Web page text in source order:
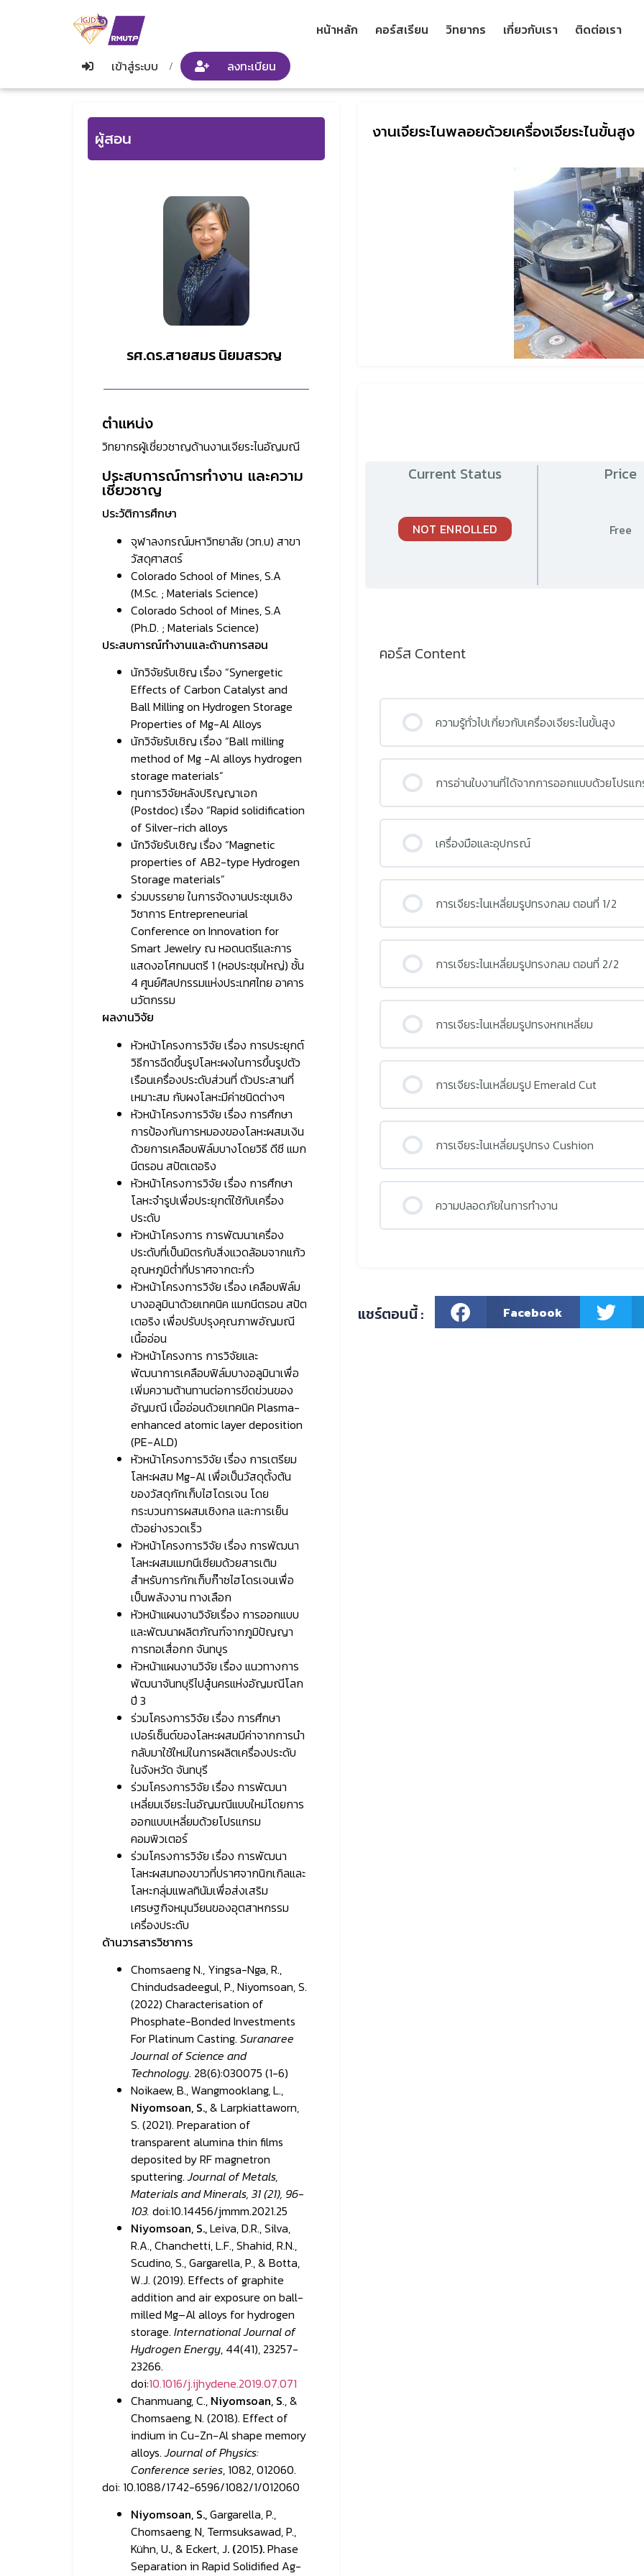
หน้าหลัก คอร์สเรียน วิทยากร เกี่ยวกับเรา ติดต่อเรา
เข้าสู่ระบบ / ลงทะเบียน
ผู้สอน
รศ.ดร.สายสมร นิยมสรวญ
ตำแหน่ง
วิทยากรผู้เชี่ยวชาญด้านงานเจียระไนอัญมณี
ประสบการณ์การทำงาน และความ
เชี่ยวชาญ
ประวัติการศึกษา
จุฬาลงกรณ์มหาวิทยาลัย (วท.บ) สาขา
วัสดุศาสตร์
Colorado School of Mines, S.A
(M.Sc. ; Materials Science)
Colorado School of Mines, S.A
(Ph.D. ; Materials Science)
ประสบการณ์ทำงานและด้านการสอน
นักวิจัยรับเชิญ เรื่อง “Synergetic
Effects of Carbon Catalyst and
Ball Milling on Hydrogen Storage
Properties of Mg-Al Alloys
นักวิจัยรับเชิญ เรื่อง “Ball milling
method of Mg -Al alloys hydrogen
storage materials”
ทุนการวิจัยหลังปริญญาเอก
(Postdoc) เรื่อง “Rapid solidification
of Silver-rich alloys
นักวิจัยรับเชิญ เรื่อง “Magnetic
properties of AB2-type Hydrogen
Storage materials”
ร่วมบรรยาย ในการจัดงานประชุมเชิง
วิชาการ Entrepreneurial
Conference on Innovation for
Smart Jewelry ณ หอดนตรีและการ
แสดงอโศกมนตรี 1 (หอประชุมใหญ่) ชั้น
4 ศูนย์ศิลปกรรมแห่งประเทศไทย อาคาร
นวัตกรรม
ผลงานวิจัย
หัวหน้าโครงการวิจัย เรื่อง การประยุกต์
วิธีการฉีดขึ้นรูปโลหะผงในการขึ้นรูปตัว
เรือนเครื่องประดับส่วนที่ ตัวประสานที่
เหมาะสม กับผงโลหะมีค่าชนิดต่างๆ
หัวหน้าโครงการวิจัย เรื่อง การศึกษา
การป้องกันการหมองของโลหะผสมเงิน
ด้วยการเคลือบฟิล์มบางโดยวิธี ดีซี แมก
นีตรอน สปัตเตอริง
หัวหน้าโครงการวิจัย เรื่อง การศึกษา
โลหะจำรูปเพื่อประยุกต์ใช้กับเครื่อง
ประดับ
หัวหน้าโครงการ การพัฒนาเครื่อง
ประดับที่เป็นมิตรกับสิ่งแวดล้อมจากแก้ว
อุณหภูมิต่ำที่ปราศจากตะกั่ว
หัวหน้าโครงการวิจัย เรื่อง เคลือบฟิล์ม
บางอลูมินาด้วยเทคนิค แมกนีตรอน สปัต
เตอริง เพื่อปรับปรุงคุณภาพอัญมณี
เนื้ออ่อน
หัวหน้าโครงการ การวิจัยและ
พัฒนาการเคลือบฟิล์มบางอลูมินาเพื่อ
เพิ่มความต้านทานต่อการขีดข่วนของ
อัญมณี เนื้ออ่อนด้วยเทคนิค Plasma-
enhanced atomic layer deposition
(PE-ALD)
หัวหน้าโครงการวิจัย เรื่อง การเตรียม
โลหะผสม Mg-Al เพื่อเป็นวัสดุตั้งต้น
ของวัสดุกักเก็บไฮโดรเจน โดย
กระบวนการผสมเชิงกล และการเย็น
ตัวอย่างรวดเร็ว
หัวหน้าโครงการวิจัย เรื่อง การพัฒนา
โลหะผสมแมกนีเซียมด้วยสารเติม
สำหรับการกักเก็บก๊าซไฮโดรเจนเพื่อ
เป็นพลังงาน ทางเลือก
หัวหน้าแผนงานวิจัยเรื่อง การออกแบบ
และพัฒนาผลิตภัณฑ์จากภูมิปัญญา
การทอเสื่อกก จันทบูร
หัวหน้าแผนงานวิจัย เรื่อง แนวทางการ
พัฒนาจันทบุรีไปสู๋นครแห่งอัญมณีโลก
ปี 3
ร่วมโครงการวิจัย เรื่อง การศึกษา
เปอร์เซ็นต์ของโลหะผสมมีค่าจากการนำ
กลับมาใช้ใหม่ในการผลิตเครื่องประดับ
ในจังหวัด จันทบุรี
ร่วมโครงการวิจัย เรื่อง การพัฒนา
เหลี่ยมเจียระไนอัญมณีแบบใหม่โดยการ
ออกแบบเหลี่ยมด้วยโปรแกรม
คอมพิวเตอร์
ร่วมโครงการวิจัย เรื่อง การพัฒนา
โลหะผสมทองขาวที่ปราศจากนิกเกิลและ
โลหะกลุ่มแพลทินัมเพื่อส่งเสริม
เศรษฐกิจหมุนวียนของอุตสาหกรรม
เครื่องประดับ
ด้านวารสารวิชาการ
Chomsaeng N., Yingsa-Nga, R.,
Chindudsadeegul, P., Niyomsoan, S.
(2022) Characterisation of
Phosphate-Bonded Investments
For Platinum Casting. Suranaree
Journal of Science and
Technology. 28(6):030075 (1-6)
Noikaew, B., Wangmooklang, L.,
Niyomsoan, S.,& Larpkiattaworn,
S. (2021). Preparation of
transparent alumina thin films
deposited by RF magnetron
sputtering.Journal of Metals,
Materials and Minerals, 31 (21), 96-
103. doi:10.14456/jmmm.2021.25
Niyomsoan, S.,Leiva, D.R., Silva,
R.A., Chanchetti, L.F., Shahid, R.N.,
Scudino, S., Gargarella, P., & Botta,
W.J. (2019). Effects of graphite
addition and air exposure on ball-
milled Mg–Al alloys for hydrogen
storage. International Journal of
Hydrogen Energy, 44(41), 23257-
23266.
doi:10.1016/j.ijhydene.2019.07.071
Chanmuang, C., Niyomsoan, S., &
Chomsaeng, N. (2018). Effect of
indium in Cu-Zn-Al shape memory
alloys.Journal of Physics:
Conference series, 1082, 012060.
doi: 10.1088/1742-6596/1082/1/012060
Niyomsoan, S.,Gargarella, P.,
Chomsaeng, N, Termsuksawad, P.,
Kühn, U., & Eckert, J. (2015).Phase
Separation in Rapid Solidified Ag-
งานเจียระไนพลอยด้วยเครื่องเจียระไนขั้นสูง
Current Status
NOT ENROLLED
Price
Free
คอร์ส Content
ความรู้ทั่วไปเกี่ยวกับเครื่องเจียระไนขั้นสูง
การอ่านใบงานที่ได้จากการออกแบบด้วยโปรแ
เครื่องมือและอุปกรณ์
การเจียระไนเหลี่ยมรูปทรงกลม ตอนที่ 1/2
การเจียระไนเหลี่ยมรูปทรงกลม ตอนที่ 2/2
การเจียระไนเหลี่ยมรูปทรงหกเหลี่ยม
การเจียระไนเหลี่ยมรูป Emerald Cut
การเจียระไนเหลี่ยมรูปทรง Cushion
ความปลอดภัยในการทำงาน
แชร์ตอนนี้ : Facebook